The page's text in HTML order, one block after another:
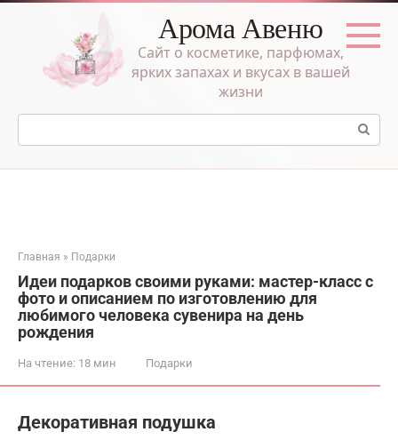
Перейти
Арома Авеню
Сайт о косметике, парфюмах,
ярких запахах и вкусах в вашей
жизни
Поиск:
Главная » Подарки
Идеи подарков своими руками: мастер-класс с
фото и описанием по изготовлению для
любимого человека сувенира на день
рождения
На чтение: 18 мин Подарки
Декоративная подушка